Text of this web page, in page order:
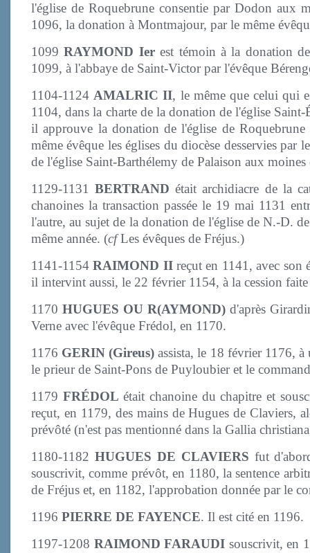
l'église de Roquebrune consentie par Dodon aux
1096, la donation à Montmajour, par le même
1099 RAYMOND Ierest témoin à la donation
1099, à l'abbaye de Saint-Victor par l'évêque
1104-1124 AMALRIC II, le même que celui qui
1104, dans la charte de la donation de l'église
il approuve la donation de l'église de
même évêque les églises du diocèse desservies
de l'église Saint-Barthélemy de Palaison aux
1129-1131BERTRAND était archidiacre de la
chanoines la transaction passée le 19 mai 1131
l'autre, au sujet de la donation de l'église de N.-D.
même année. (cfLes évêques de Fréjus.)
1141-1154RAIMOND IIreçut en 1141, avec son
il intervint aussi, le 22 février 1154, à la cession
1170HUGUES OU R(AYMOND) d'après
Verne avec l'évêque Frédol, en 1170.
1176 GERIN (Gireus) assista, le 18 février 1176,
le prieur de Saint-Pons de Puyloubier et le
1179 FRÉDOL était chanoine du chapitre et
reçut, en 1179, des mains de Hugues de Claviers,
prévôté (n'est pas mentionné dans la Gallia
1180-1182 HUGUES DE CLAVIERS fut
souscrivit, comme prévôt, en 1180, la sentence
de Fréjus et, en 1182, l'approbation donnée par le
1196 PIERRE DE FAYENCE. Il est cité en 1196.
1197-1208 RAIMOND FARAUDI souscrivit, en